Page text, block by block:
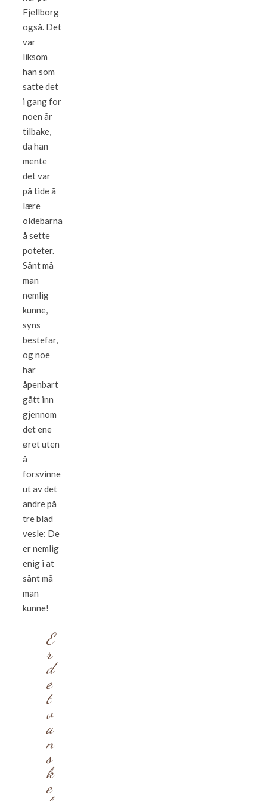
Fjellborg
også. Det
var
liksom
han som
satte det
i gang for
noen år
tilbake,
da han
mente
det var
på tide å
lære
oldebarna
å sette
poteter.
Sånt må
man
nemlig
kunne,
syns
bestefar,
og noe
har
åpenbart
gått inn
gjennom
det ene
øret uten
å
forsvinne
ut av det
andre på
tre blad
vesle: De
er nemlig
enig i at
sånt må
man
kunne!
E
r
d
e
t
v
a
n
s
k
e